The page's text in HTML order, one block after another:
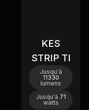
KES
STRIP TI
Jusqu'à
11330
lumens
Jusqu'à 71
watts